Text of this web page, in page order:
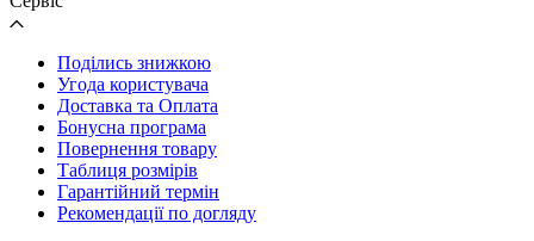
Поділись знижкою
Угода користувача
Доставка та Оплата
Бонусна програма
Повернення товару
Таблиця розмірів
Гарантійний термін
Рекомендації по догляду